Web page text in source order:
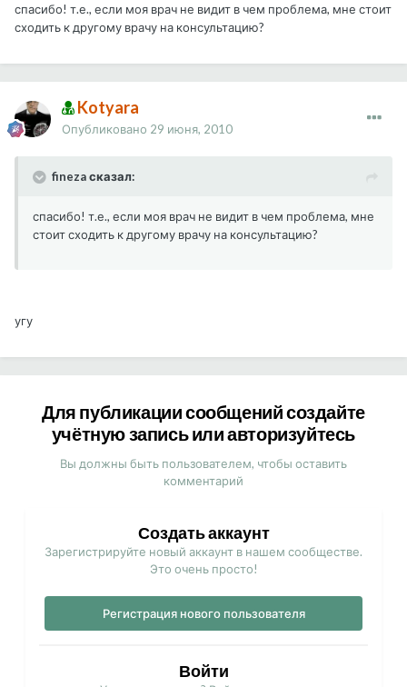
спасибо! т.е., если моя врач не видит в чем проблема, мне стоит
сходить к другому врачу на консультацию?
Kotyara
Опубликовано 29 июня, 2010
fineza сказал:
спасибо! т.е., если моя врач не видит в чем проблема, мне
стоит сходить к другому врачу на консультацию?
угу
Для публикации сообщений создайте
учётную запись или авторизуйтесь
Вы должны быть пользователем, чтобы оставить
комментарий
Создать аккаунт
Зарегистрируйте новый аккаунт в нашем сообществе.
Это очень просто!
Регистрация нового пользователя
Войти